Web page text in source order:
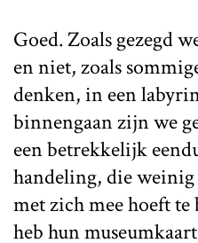
Goed. Zoals gezegd
en niet, zoals
denken, in een
binnengaan zijn we
een betrekkelijk
handeling, die
met zich mee hoeft
heb hun